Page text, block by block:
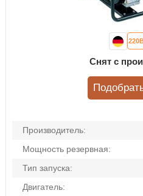
Производитель:
Мощность резервная:
Тип запуска:
Двигатель:
Снят с